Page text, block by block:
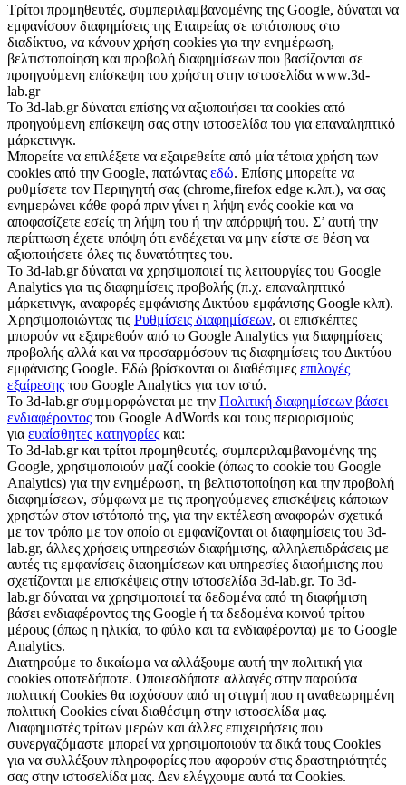
Τρίτοι προμηθευτές, συμπεριλαμβανομένης της Google, δύναται να
εμφανίσουν διαφημίσεις της Εταιρείας σε ιστότοπους στο
διαδίκτυο, να κάνουν χρήση cookies για την ενημέρωση,
βελτιστοποίηση και προβολή διαφημίσεων που βασίζονται σε
προηγούμενη επίσκεψη του χρήστη στην ιστοσελίδα www.3d-
lab.gr
Το 3d-lab.gr δύναται επίσης να αξιοποιήσει τα cookies από
προηγούμενη επίσκεψη σας στην ιστοσελίδα του για επαναληπτικό
μάρκετινγκ.
Μπορείτε να επιλέξετε να εξαιρεθείτε από μία τέτοια χρήση των
cookies από την Google, πατώντας εδώ. Επίσης μπορείτε να
ρυθμίσετε τον Περιηγητή σας (chrome,firefox edge κ.λπ.), να σας
ενημερώνει κάθε φορά πριν γίνει η λήψη ενός cookie και να
αποφασίζετε εσείς τη λήψη του ή την απόρριψή του. Σ’ αυτή την
περίπτωση έχετε υπόψη ότι ενδέχεται να μην είστε σε θέση να
αξιοποιήσετε όλες τις δυνατότητες του.
To 3d-lab.gr δύναται να χρησιμοποιεί τις λειτουργίες του Google
Analytics για τις διαφημίσεις προβολής (π.χ. επαναληπτικό
μάρκετινγκ, αναφορές εμφάνισης Δικτύου εμφάνισης Google κλπ).
Χρησιμοποιώντας τις Ρυθμίσεις διαφημίσεων, οι επισκέπτες
μπορούν να εξαιρεθούν από το Google Analytics για διαφημίσεις
προβολής αλλά και να προσαρμόσουν τις διαφημίσεις του Δικτύου
εμφάνισης Google. Εδώ βρίσκονται οι διαθέσιμες επιλογές
εξαίρεσης του Google Analytics για τον ιστό.
To 3d-lab.gr συμμορφώνεται με την Πολιτική διαφημίσεων βάσει
ενδιαφέροντος του Google AdWords και τους περιορισμούς
για ευαίσθητες κατηγορίες και:
To 3d-lab.gr και τρίτοι προμηθευτές, συμπεριλαμβανομένης της
Google, χρησιμοποιούν μαζί cookie (όπως το cookie του Google
Analytics) για την ενημέρωση, τη βελτιστοποίηση και την προβολή
διαφημίσεων, σύμφωνα με τις προηγούμενες επισκέψεις κάποιων
χρηστών στον ιστότοπό της, για την εκτέλεση αναφορών σχετικά
με τον τρόπο με τον οποίο οι εμφανίζονται οι διαφημίσεις του 3d-
lab.gr, άλλες χρήσεις υπηρεσιών διαφήμισης, αλληλεπιδράσεις με
αυτές τις εμφανίσεις διαφημίσεων και υπηρεσίες διαφήμισης που
σχετίζονται με επισκέψεις στην ιστοσελίδα 3d-lab.gr. To 3d-
lab.gr δύναται να χρησιμοποιεί τα δεδομένα από τη διαφήμιση
βάσει ενδιαφέροντος της Google ή τα δεδομένα κοινού τρίτου
μέρους (όπως η ηλικία, το φύλο και τα ενδιαφέροντα) με το Google
Analytics.
Διατηρούμε το δικαίωμα να αλλάξουμε αυτή την πολιτική για
cookies οποτεδήποτε. Οποιεσδήποτε αλλαγές στην παρούσα
πολιτική Cookies θα ισχύσουν από τη στιγμή που η αναθεωρημένη
πολιτική Cookies είναι διαθέσιμη στην ιστοσελίδα μας.
Διαφημιστές τρίτων μερών και άλλες επιχειρήσεις που
συνεργαζόμαστε μπορεί να χρησιμοποιούν τα δικά τους Cookies
για να συλλέξουν πληροφορίες που αφορούν στις δραστηριότητές
σας στην ιστοσελίδα μας. Δεν ελέγχουμε αυτά τα Cookies.